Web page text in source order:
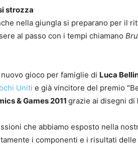
strozza
nella giungla si preparano per il
al passo con i tempi chiamano
gioco per famiglie di Luca
Uniti e già vincitore del premio
& Games 2011 grazie ai disegni di
che abbiamo esposto nella
i componenti e i risultati